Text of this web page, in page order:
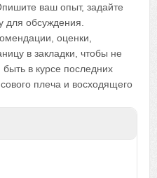
ваш опыт, задайте
для обсуждения.
оценки,
в закладки, чтобы не
в курсе последних
плеча и восходящего